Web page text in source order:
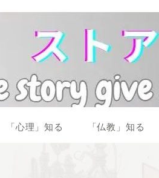
「心理」知る 「仏教」知る